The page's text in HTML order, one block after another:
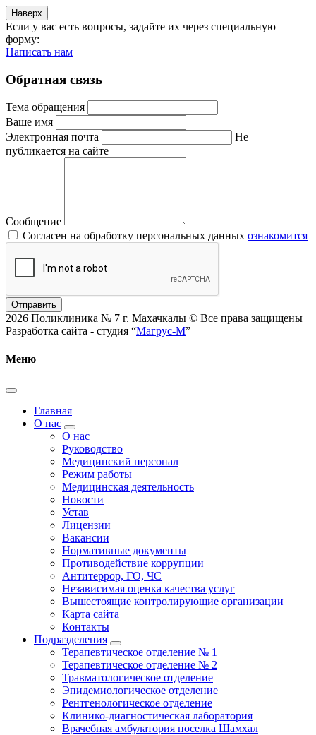
Наверх
Если у вас есть вопросы, задайте их через специальную
форму:
Написать нам
Обратная связь
Тема обращения
Ваше имя
Электронная почта
Не
публикается на сайте
Сообщение
Согласен на обработку персональных данных ознакомится
Отправить
2026 Поликлиника № 7 г. Махачкалы © Все права защищены
Разработка сайта - студия “Магрус-М”
Меню
Главная
О нас
О нас
Руководство
Медицинский персонал
Режим работы
Медицинская деятельность
Новости
Устав
Лицензии
Вакансии
Нормативные документы
Противодействие коррупции
Антитеррор, ГО, ЧС
Независимая оценка качества услуг
Вышестоящие контролирующие организации
Карта сайта
Контакты
Подразделения
Терапевтическое отделение № 1
Терапевтическое отделение № 2
Травматологическое отделение
Эпидемиологическое отделение
Рентгенологическое отделение
Клинико-диагностическая лаборатория
Врачебная амбулатория поселка Шамхал